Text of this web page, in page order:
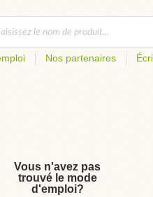
Nos partenaires
Vous n'avez pas
trouvé le mode
d'emploi?